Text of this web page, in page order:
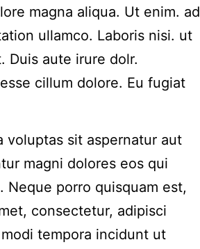
magna aliqua. Ut enim. ad
ullamco. Laboris nisi. ut
Duis aute irure dolr.
cillum dolore. Eu fugiat
voluptas sit aspernatur aut
magni dolores eos qui
porro quisquam est,
consectetur, adipisci
tempora incidunt ut